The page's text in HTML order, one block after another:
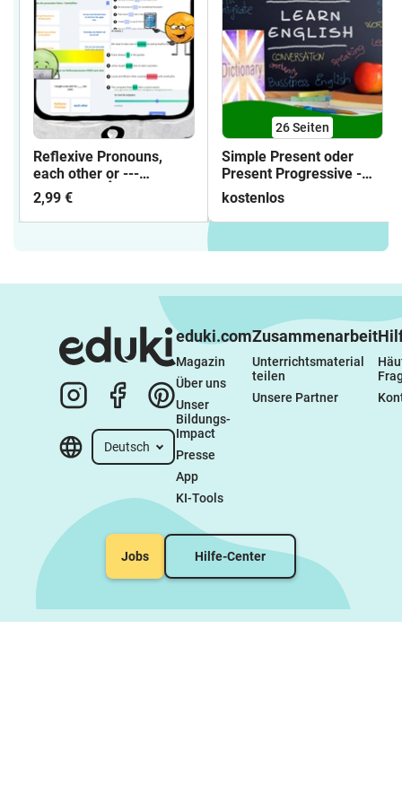
Reflexive Pronouns,
each other or ---
Interactive 👆
2,99 €
26Seiten
Simple Present oder
Present Progressive -
Arbeitsblätter mit
Lösungen
kostenlos
Deutsch
eduki.com
Magazin
Über uns
Unser
Bildungs-
Impact
Presse
App
KI-Tools
Zusammenarbeit
Unterrichtsmaterial
teilen
Unsere Partner
Jobs Hilfe-Center